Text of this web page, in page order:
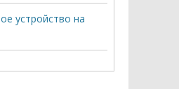
устройство на